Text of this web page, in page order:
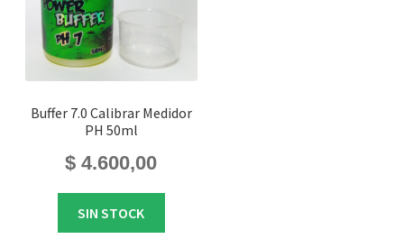
Buffer 7.0 Calibrar Medidor
PH 50ml
$ 4.600,00
SIN STOCK